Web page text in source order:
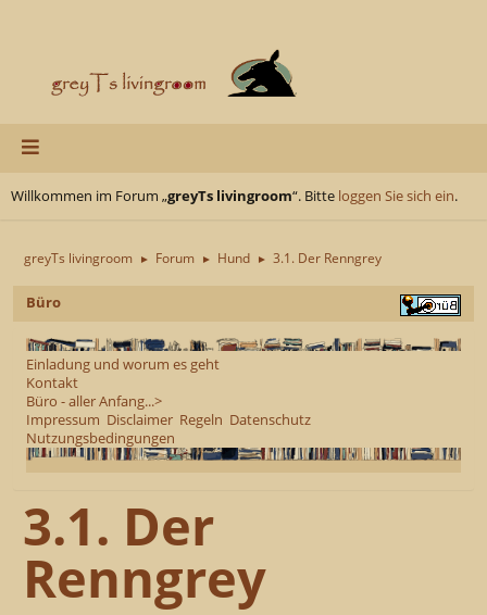
Willkommen im Forum „greyTs livingroom“. Bitte loggen Sie sich ein.
greyTs livingroom ► Forum ► Hund ► 3.1. Der Renngrey
Büro
Einladung und worum es geht
Kontakt
Büro - aller Anfang...>
Impressum Disclaimer Regeln Datenschutz
Nutzungsbedingungen
3.1. Der
Renngrey